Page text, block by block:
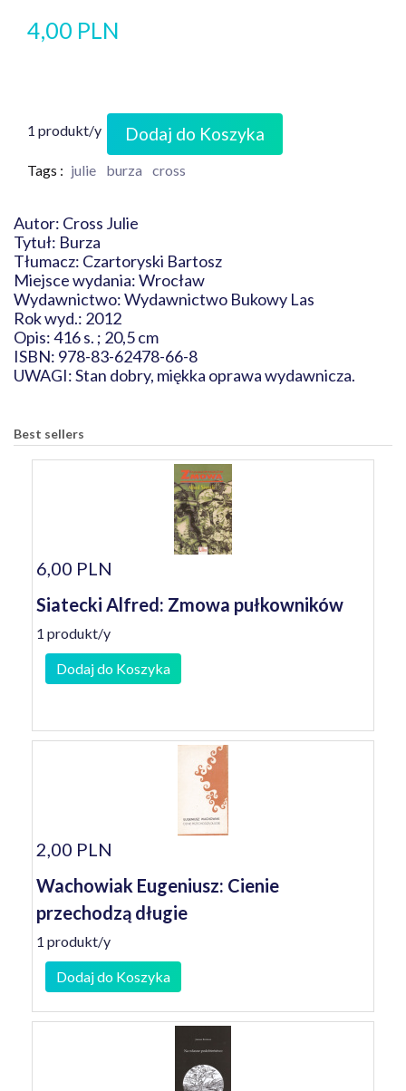
4,00 PLN
1 produkt/y Dodaj do Koszyka
Tags : julie burza cross
Autor: Cross Julie
Tytuł: Burza
Tłumacz: Czartoryski Bartosz
Miejsce wydania: Wrocław
Wydawnictwo: Wydawnictwo Bukowy Las
Rok wyd.: 2012
Opis: 416 s. ; 20,5 cm
ISBN: 978-83-62478-66-8
UWAGI: Stan dobry, miękka oprawa wydawnicza.
Best sellers
6,00 PLN
Siatecki Alfred: Zmowa pułkowników
1 produkt/y
Dodaj do Koszyka
2,00 PLN
Wachowiak Eugeniusz: Cienie
przechodzą długie
1 produkt/y
Dodaj do Koszyka